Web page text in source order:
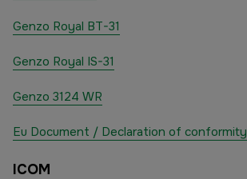
Genzo Royal BT-31
Genzo Royal IS-31
Genzo 3124 WR
Eu Document / Declaration of conformity
ICOM